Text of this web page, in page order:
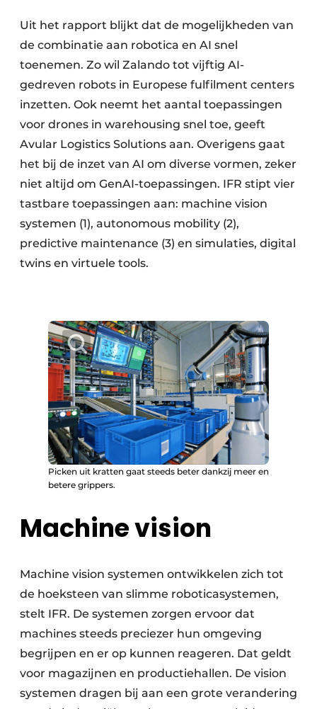
Uit het rapport blijkt dat de mogelijkheden van
de combinatie aan robotica en AI snel
toenemen. Zo wil Zalando tot vijftig AI-
gedreven robots in Europese fulfilment centers
inzetten. Ook neemt het aantal toepassingen
voor drones in warehousing snel toe, geeft
Avular Logistics Solutions aan. Overigens gaat
het bij de inzet van AI om diverse vormen, zeker
niet altijd om GenAI-toepassingen. IFR stipt vier
tastbare toepassingen aan: machine vision
systemen (1), autonomous mobility (2),
predictive maintenance (3) en simulaties, digital
twins en virtuele tools.
Picken uit kratten gaat steeds beter dankzij meer en
betere grippers.
Machine vision
Machine vision systemen ontwikkelen zich tot
de hoeksteen van slimme roboticasystemen,
stelt IFR. De systemen zorgen ervoor dat
machines steeds preciezer hun omgeving
begrijpen en er op kunnen reageren. Dat geldt
voor magazijnen en productiehallen. De vision
systemen dragen bij aan een grote verandering